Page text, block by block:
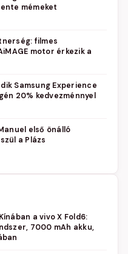
mémeket
filmes
motor érkezik a
Samsung Experience
20% kedvezménnyel
első önálló
a Plázs
a vivo X Fold6:
7000 mAh akku,